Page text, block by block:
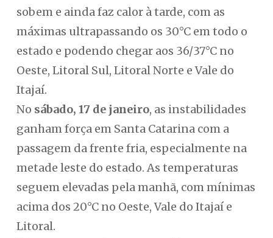
sobem e ainda faz calor à tarde, com as
máximas ultrapassando os 30°C em todo o
estado e podendo chegar aos 36/37°C no
Oeste, Litoral Sul, Litoral Norte e Vale do
Itajaí.
No sábado, 17 de janeiro, as instabilidades
ganham força em Santa Catarina com a
passagem da frente fria, especialmente na
metade leste do estado. As temperaturas
seguem elevadas pela manhã, com mínimas
acima dos 20°C no Oeste, Vale do Itajaí e
Litoral.